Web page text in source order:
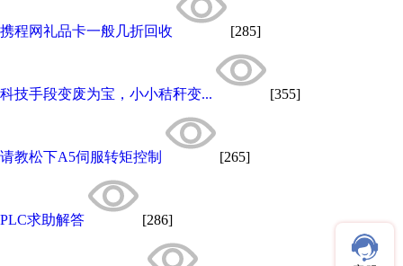
携程网礼品卡一般几折回收 [285]
科技手段变废为宝，小小秸秆变... [355]
请教松下A5伺服转矩控制 [265]
PLC求助解答 [286]